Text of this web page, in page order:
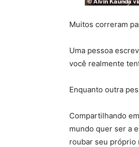
Muitos correram
Uma pessoa
você realmente
Enquanto outra
Compartilhando
mundo quer ser a
roubar seu próprio